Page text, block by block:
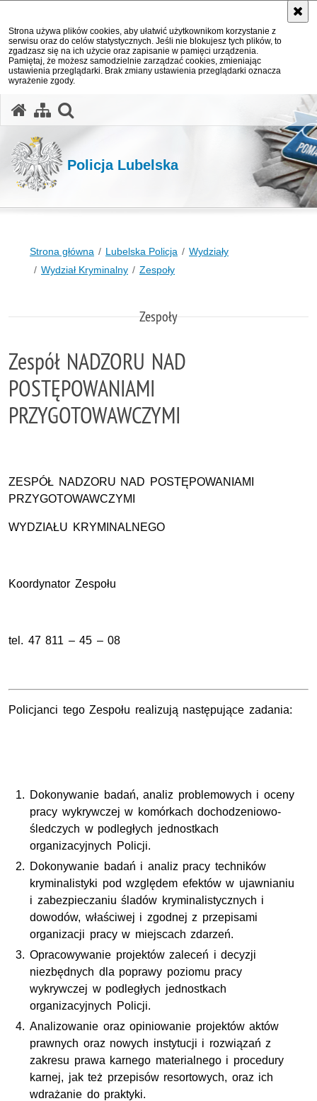
Strona używa plików cookies, aby ułatwić użytkownikom korzystanie z
serwisu oraz do celów statystycznych. Jeśli nie blokujesz tych plików, to
zgadzasz się na ich użycie oraz zapisanie w pamięci urządzenia.
Pamiętaj, że możesz samodzielnie zarządzać cookies, zmieniając
ustawienia przeglądarki. Brak zmiany ustawienia przeglądarki oznacza
wyrażenie zgody.
Policja Lubelska
Strona główna Lubelska Policja
Wydziały
Wydział Kryminalny
Zespoły
Zespoły
Zespół NADZORU NAD
POSTĘPOWANIAMI
PRZYGOTOWAWCZYMI
ZESPÓŁ NADZORU NAD POSTĘPOWANIAMI
PRZYGOTOWAWCZYMI
WYDZIAŁU KRYMINALNEGO
Koordynator Zespołu
tel. 47 811 – 45 – 08
Policjanci tego Zespołu realizują następujące zadania:
Dokonywanie badań, analiz problemowych i oceny
pracy wykrywczej w komórkach dochodzeniowo-
śledczych w podległych jednostkach
organizacyjnych Policji.
Dokonywanie badań i analiz pracy techników
kryminalistyki pod względem efektów w ujawnianiu
i zabezpieczaniu śladów kryminalistycznych i
dowodów, właściwej i zgodnej z przepisami
organizacji pracy w miejscach zdarzeń.
Opracowywanie projektów zaleceń i decyzji
niezbędnych dla poprawy poziomu pracy
wykrywczej w podległych jednostkach
organizacyjnych Policji.
Analizowanie oraz opiniowanie projektów aktów
prawnych oraz nowych instytucji i rozwiązań z
zakresu prawa karnego materialnego i procedury
karnej, jak też przepisów resortowych, oraz ich
wdrażanie do praktyki.